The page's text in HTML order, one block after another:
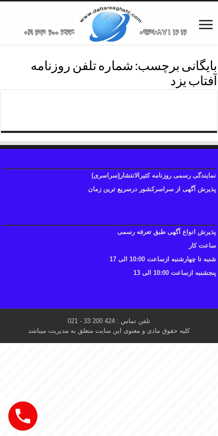
بایگانی برچسب: شماره تلفن روزنامه
آفتاب یزد
نمایندگی رسمی روزنامه کثیرالانتشار(سراسری)
پذیرش آگهی از سراسرکشور درسریع ترین زمان
پذیرش انواع آگهی طبق تعرفه رسمی
ساعت کار
شنبه تا چهارشنبه ازساعت 10:00 الی 17
پنجشنبه ازساعت 10:00 الی 13
تلفن تماس : 424 200 33 - 021
کلیه حقوق مادی و معنوی این سایت متعلق به مدیریت میباشد